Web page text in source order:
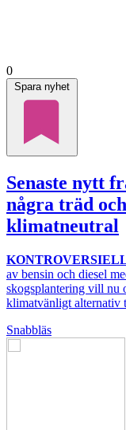
0
Spara nyhet
Senaste nytt
några träd
klimatneutral
av bensin och diesel
skogsplantering vill nu
klimatvänligt alternativ
Snabbläs